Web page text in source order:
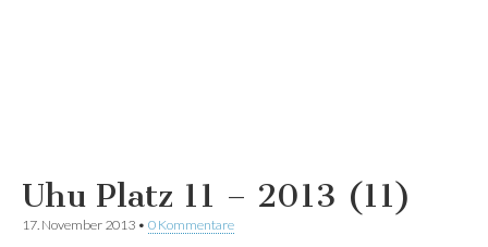
Uhu Platz 11 – 2013 (11)
17. November 2013 • 0 Kommentare